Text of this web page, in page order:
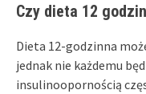
Czy dieta 12
Dieta 12-godzinna
jednak nie każdemu
insulinoopornością